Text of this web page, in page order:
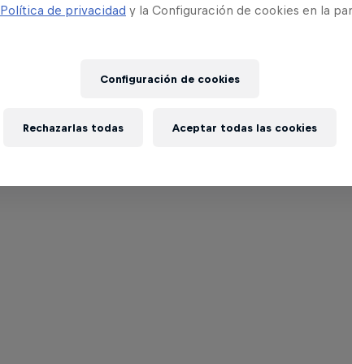
Política de privacidad y la Configuración de cookies en la
Configuración de cookies
Rechazarlas todas Aceptar todas las cookies